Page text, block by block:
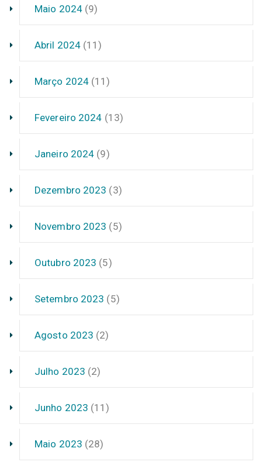
Maio 2024(9)
Abril 2024 (11)
Março 2024 (11)
Fevereiro 2024 (13)
Janeiro 2024 (9)
Dezembro 2023 (3)
Novembro 2023 (5)
Outubro 2023 (5)
Setembro 2023 (5)
Agosto 2023 (2)
Julho 2023 (2)
Junho 2023 (11)
Maio 2023 (28)